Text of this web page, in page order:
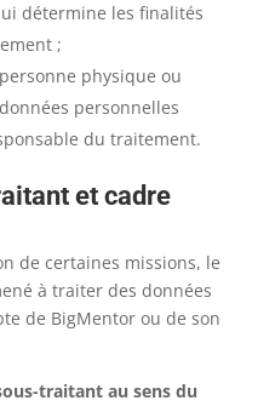
détermine les finalités
;
physique ou
personnelles
du traitement.
et cadre
de certaines missions, le
à traiter des données
de BigMentor ou de son
traitant au sens du